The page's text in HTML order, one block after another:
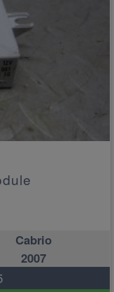
Cabrio
2007